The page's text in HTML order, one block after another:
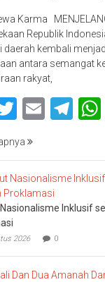
Karma
Republik
daerah kembali
antara semangat
rakyat,
Twitter
Email
Inklusif
2026 0